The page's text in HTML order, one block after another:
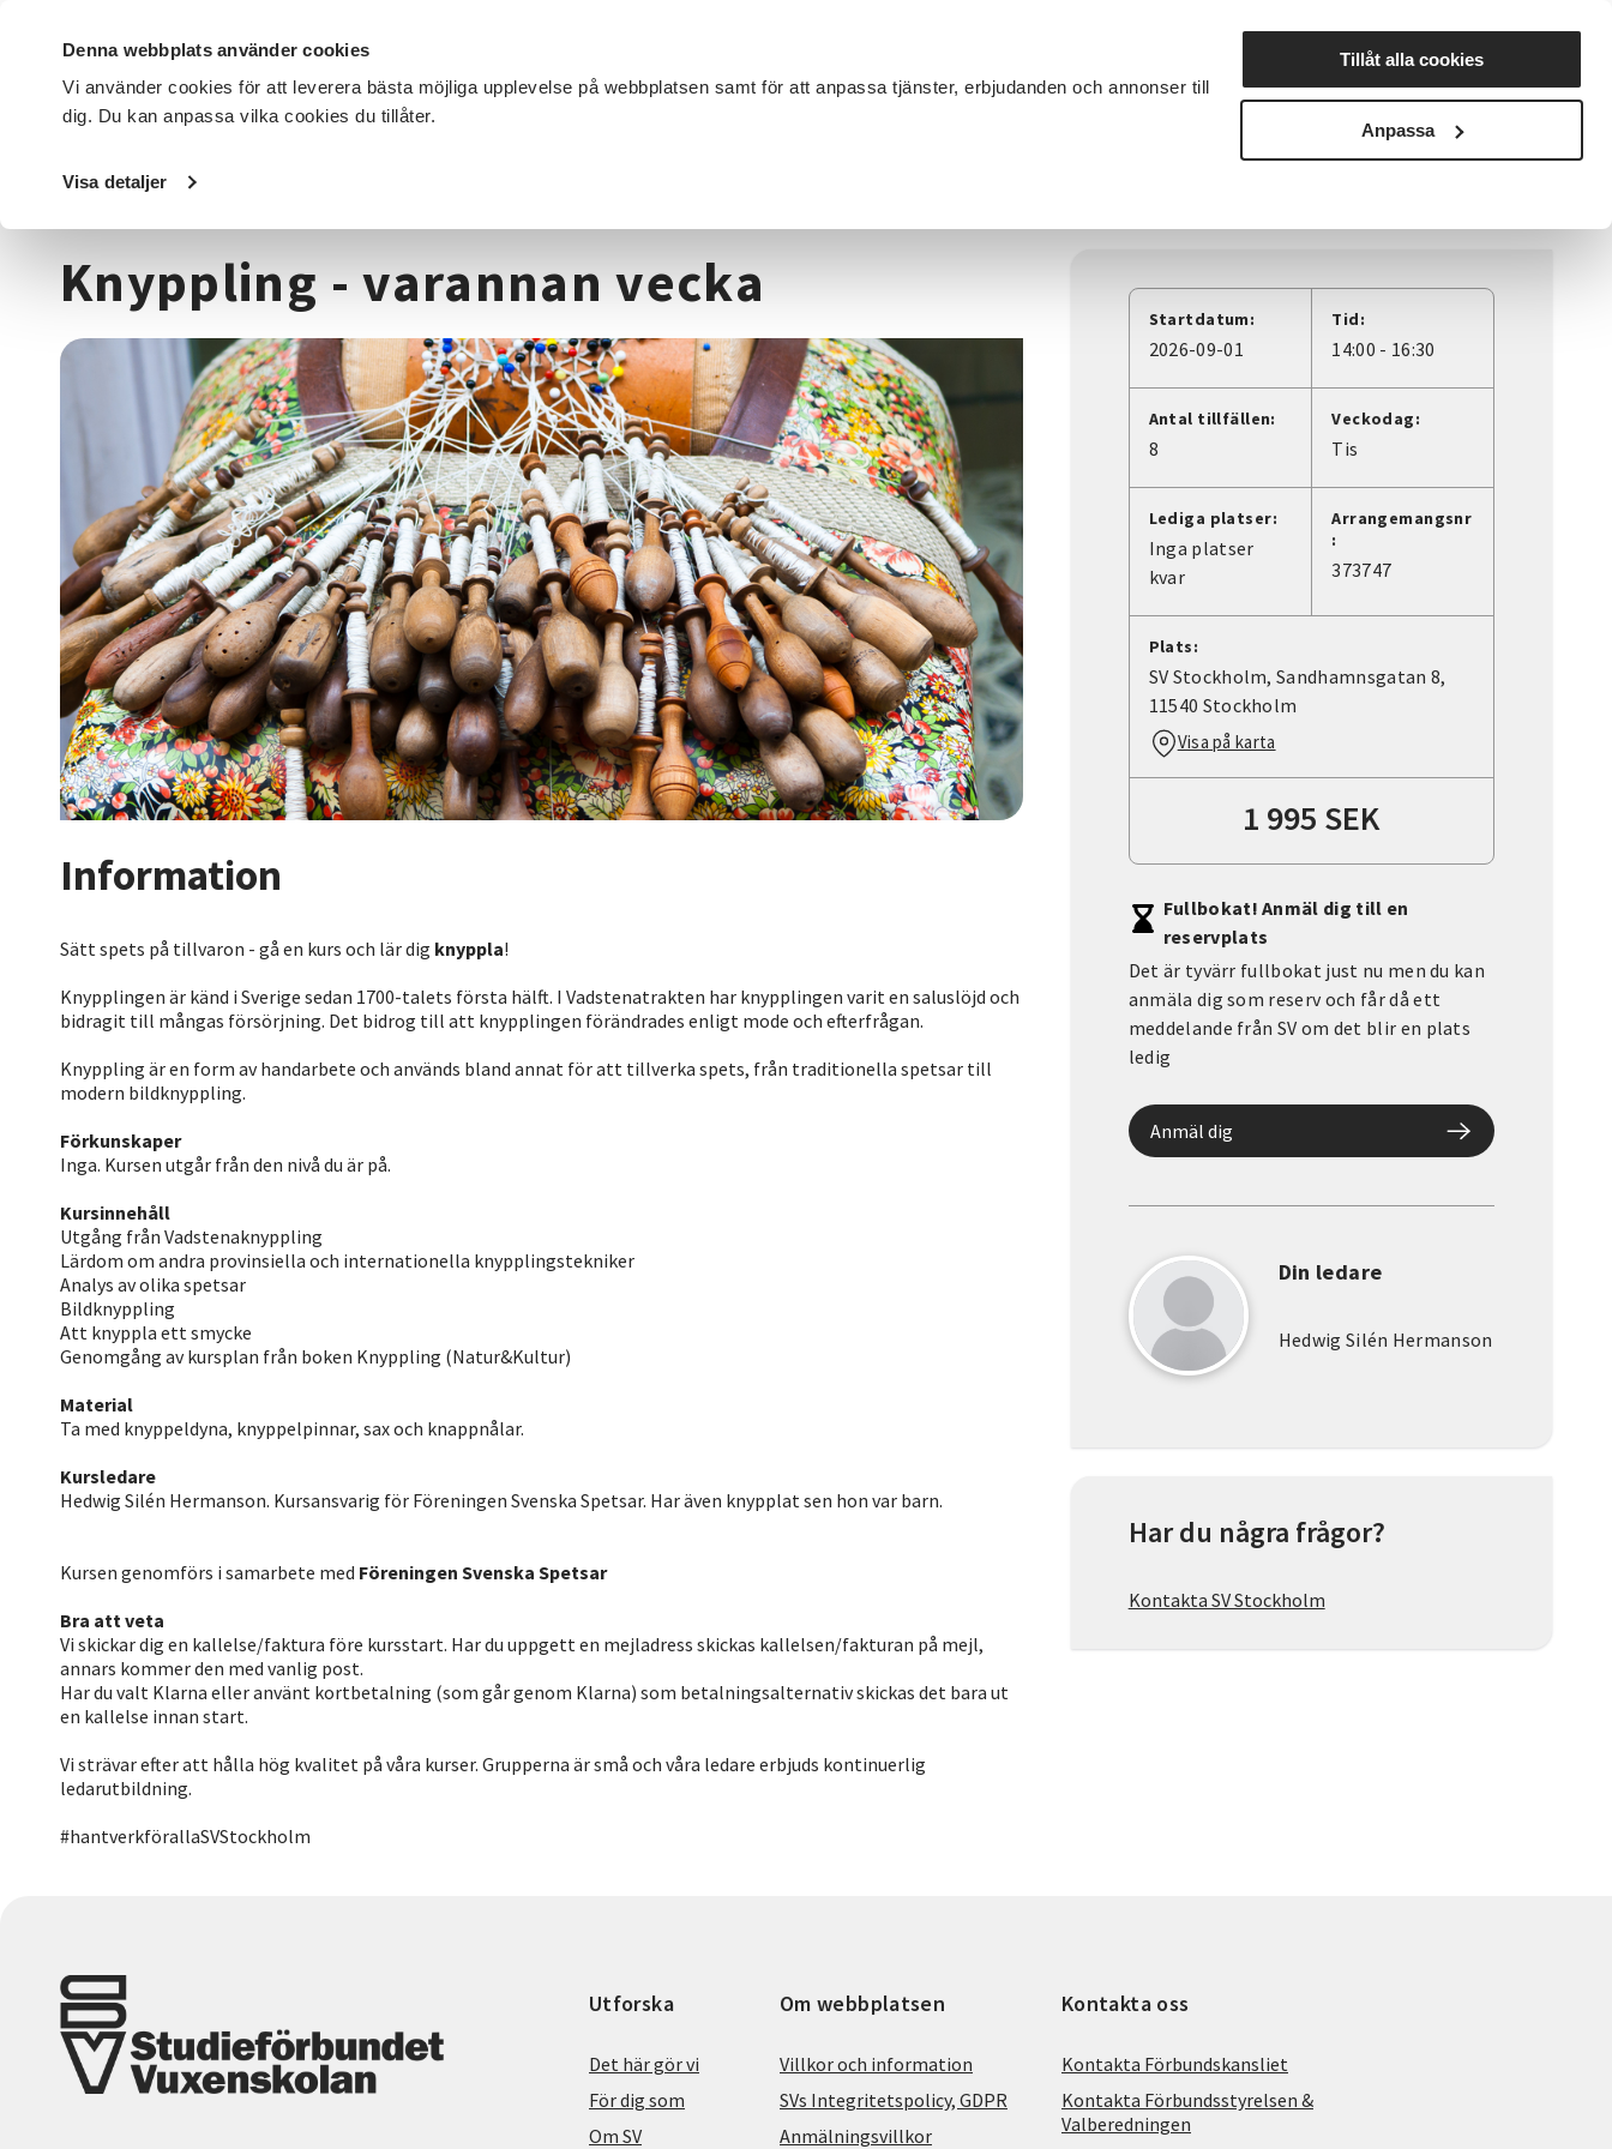
Denna webbplats använder cookies
Vi använder cookies för att leverera bästa möjliga upplevelse på webbplatsen samt för att anpassa tjänster, erbjudanden och annonser till
dig. Du kan anpassa vilka cookies du tillåter.
Visa detaljer
Tillåt alla cookies
Anpassa
DET HÄR GÖR VI FÖR DIG SOM SÖK KURSER OCH EVENEMANG Nyheter Avdelningar
Startsida / Kurser och evenemang
Knyppling - varannan vecka
Information
Sätt spets på tillvaron - gå en kurs och lär dig knyppla!
Knypplingen är känd i Sverige sedan 1700-talets första hälft. I Vadstenatrakten har knypplingen varit en saluslöjd och
bidragit till mångas försörjning. Det bidrog till att knypplingen förändrades enligt mode och efterfrågan.
Knyppling är en form av handarbete och används bland annat för att tillverka spets, från traditionella spetsar till
modern bildknyppling.
Förkunskaper
Inga. Kursen utgår från den nivå du är på.
Kursinnehåll
Utgång från Vadstenaknyppling
Lärdom om andra provinsiella och internationella knypplingstekniker
Analys av olika spetsar
Bildknyppling
Att knyppla ett smycke
Genomgång av kursplan från boken Knyppling (Natur&Kultur)
Material
Ta med knyppeldyna, knyppelpinnar, sax och knappnålar.
Kursledare
Hedwig Silén Hermanson. Kursansvarig för Föreningen Svenska Spetsar. Har även knypplat sen hon var barn.
Kursen genomförs i samarbete med Föreningen Svenska Spetsar
Bra att veta
Vi skickar dig en kallelse/faktura före kursstart. Har du uppgett en mejladress skickas kallelsen/fakturan på mejl,
annars kommer den med vanlig post.
Har du valt Klarna eller använt kortbetalning (som går genom Klarna) som betalningsalternativ skickas det bara ut
en kallelse innan start.
Vi strävar efter att hålla hög kvalitet på våra kurser. Grupperna är små och våra ledare erbjuds kontinuerlig
ledarutbildning.
#hantverkförallaSVStockholm
Startdatum:
2026-09-01
Tid:
14:00 - 16:30
Antal tillfällen:
8
Veckodag:
Tis
Lediga platser:
Inga platser
kvar
Arrangemangsnr
:
373747
Plats:
SV Stockholm, Sandhamnsgatan 8,
11540 Stockholm
Visa på karta
1 995 SEK
Fullbokat! Anmäl dig till en
reservplats
Det är tyvärr fullbokat just nu men du kan
anmäla dig som reserv och får då ett
meddelande från SV om det blir en plats
ledig
Anmäl dig
Din ledare
Hedwig Silén Hermanson
Har du några frågor?
Kontakta SV Stockholm
Utforska
Det här gör vi
För dig som
Om SV
Om webbplatsen
Villkor och information
SVs Integritetspolicy, GDPR
Anmälningsvillkor
Kontakta oss
Kontakta Förbundskansliet
Kontakta Förbundsstyrelsen &
Valberedningen